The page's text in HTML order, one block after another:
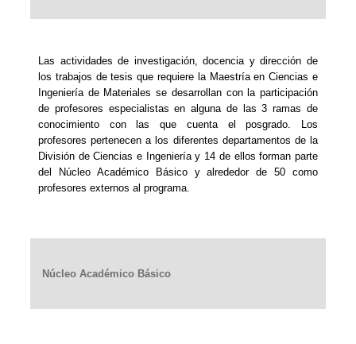
Las actividades de investigación, docencia y dirección de
los trabajos de tesis que requiere la Maestría en Ciencias e
Ingeniería de Materiales se desarrollan con la participación
de profesores especialistas en alguna de las 3 ramas de
conocimiento con las que cuenta el posgrado. Los
profesores pertenecen a los diferentes departamentos de la
División de Ciencias e Ingeniería y 14 de ellos forman parte
del Núcleo Académico Básico y alrededor de 50 como
profesores externos al programa.
Núcleo Académico Básico